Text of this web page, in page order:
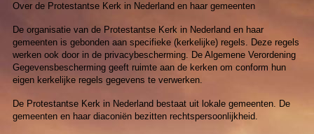
Over de Protestantse Kerk in Nederland en haar gemeenten
De organisatie van de Protestantse Kerk in Nederland en haar
gemeenten is gebonden aan specifieke (kerkelijke) regels. Deze regels
werken ook door in de privacybescherming. De Algemene Verordening
Gegevensbescherming geeft ruimte aan de kerken om conform hun
eigen kerkelijke regels gegevens te verwerken.
De Protestantse Kerk in Nederland bestaat uit lokale gemeenten. De
gemeenten en haar diaconiën bezitten rechtspersoonlijkheid.